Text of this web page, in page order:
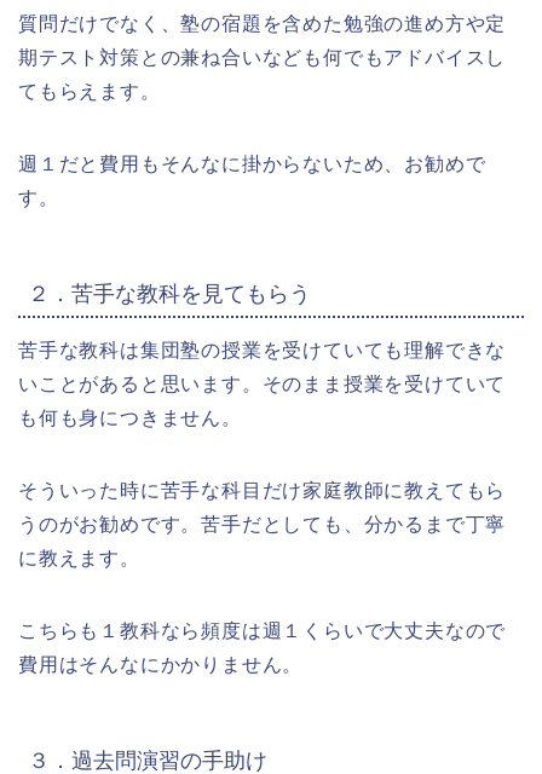
質問だけでなく、塾の宿題を含めた勉強の進め方や定
期テスト対策との兼ね合いなども何でもアドバイスし
てもらえます。
週１だと費用もそんなに掛からないため、お勧めで
す。
２．苦手な教科を見てもらう
苦手な教科は集団塾の授業を受けていても理解できな
いことがあると思います。そのまま授業を受けていて
も何も身につきません。
そういった時に苦手な科目だけ家庭教師に教えてもら
うのがお勧めです。苦手だとしても、分かるまで丁寧
に教えます。
こちらも１教科なら頻度は週１くらいで大丈夫なので
費用はそんなにかかりません。
３．過去問演習の手助け